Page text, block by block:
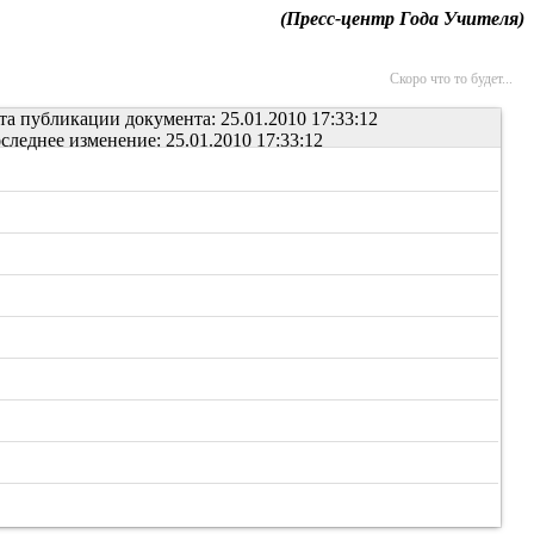
(Пресс-центр Года Учителя)
Скоро что то будет...
публикации документа: 25.01.2010 17:33:12
изменение: 25.01.2010 17:33:12